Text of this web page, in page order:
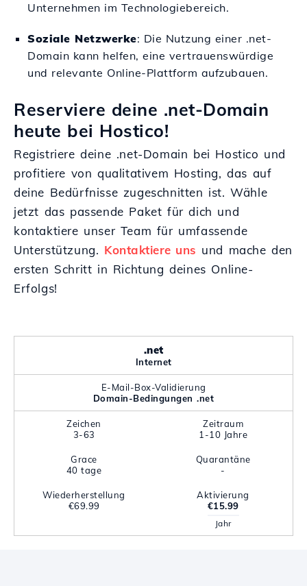
Unternehmen im Technologiebereich.
Soziale Netzwerke: Die Nutzung einer .net-
Domain kann helfen, eine vertrauenswürdige
und relevante Online-Plattform aufzubauen.
Reserviere deine .net-Domain
heute bei Hostico!
Registriere deine .net-Domain bei Hostico und
profitiere von qualitativem Hosting, das auf
deine Bedürfnisse zugeschnitten ist. Wähle
jetzt das passende Paket für dich und
kontaktiere unser Team für umfassende
Unterstützung. Kontaktiere uns und mache den
ersten Schritt in Richtung deines Online-
Erfolgs!
.net
Internet
E-Mail-Box-Validierung
Domain-Bedingungen .net
Zeichen
3-63
Zeitraum
1-10 Jahre
Grace
40 tage
Quarantäne
-
Wiederherstellung
€69.99
Aktivierung
€15.99
Jahr